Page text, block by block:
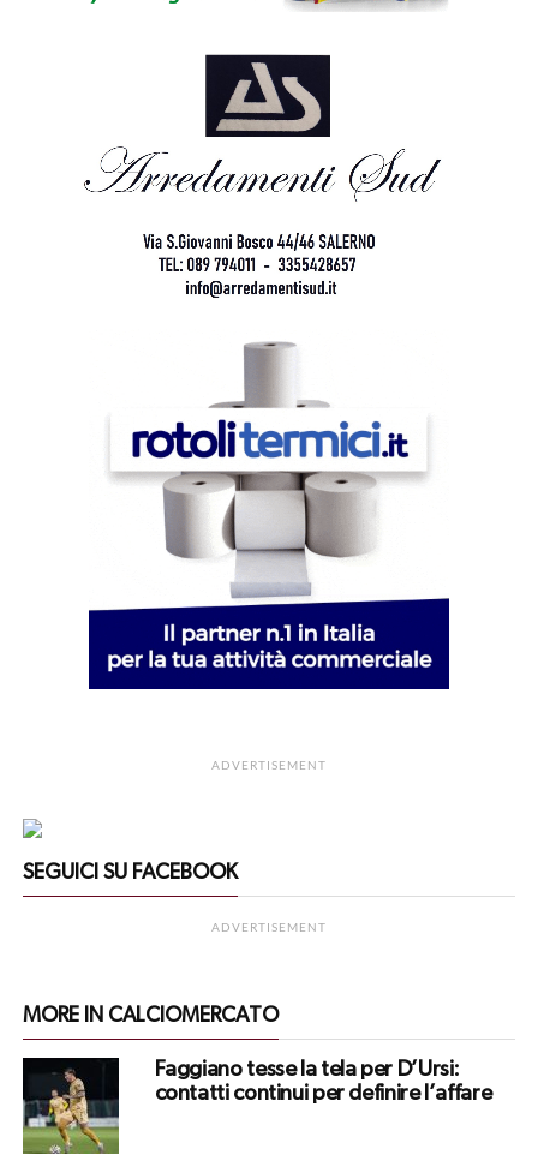
ADVERTISEMENT
SEGUICI SU FACEBOOK
ADVERTISEMENT
MORE IN CALCIOMERCATO
Faggiano tesse la tela per D’Ursi:
contatti continui per definire l’affare